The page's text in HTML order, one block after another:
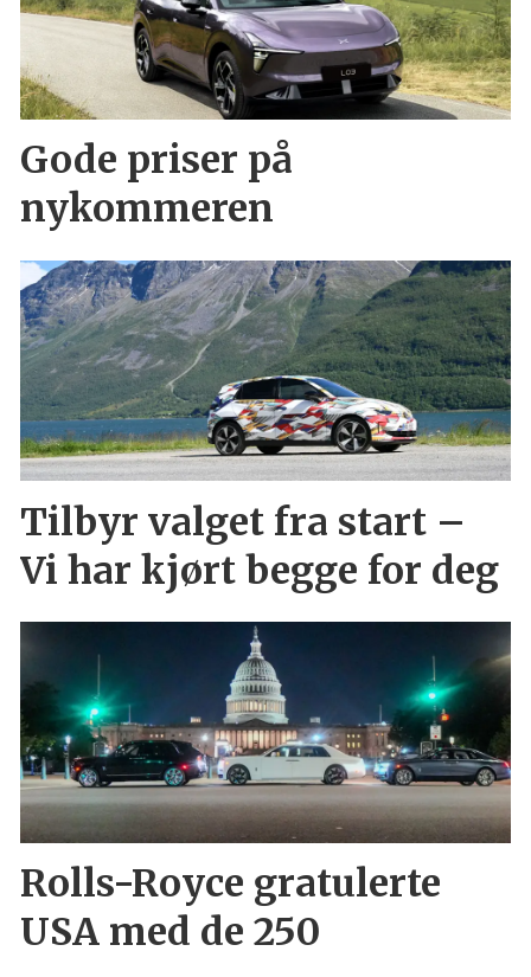
Gode priser på
nykommeren
Tilbyr valget fra start –
Vi har kjørt begge for deg
Rolls-Royce gratulerte
USA med de 250